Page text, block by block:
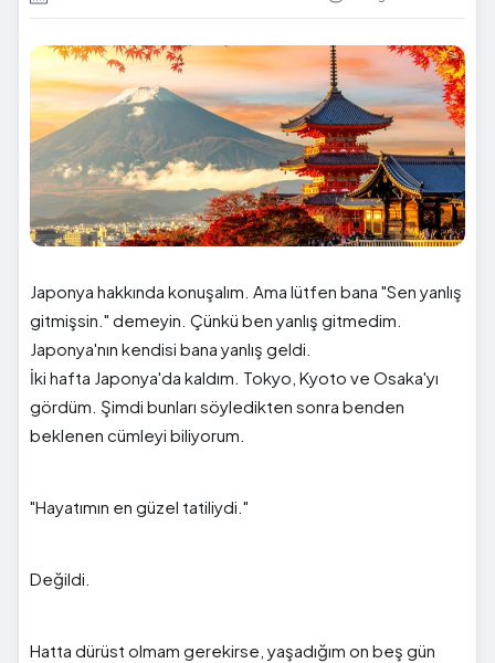
Japonya hakkında konuşalım. Ama lütfen bana "Sen yanlış
gitmişsin." demeyin. Çünkü ben yanlış gitmedim.
Japonya'nın kendisi bana yanlış geldi.
İki hafta Japonya'da kaldım. Tokyo, Kyoto ve Osaka'yı
gördüm. Şimdi bunları söyledikten sonra benden
beklenen cümleyi biliyorum.
"Hayatımın en güzel tatiliydi."
Değildi.
Hatta dürüst olmam gerekirse, yaşadığım on beş gün